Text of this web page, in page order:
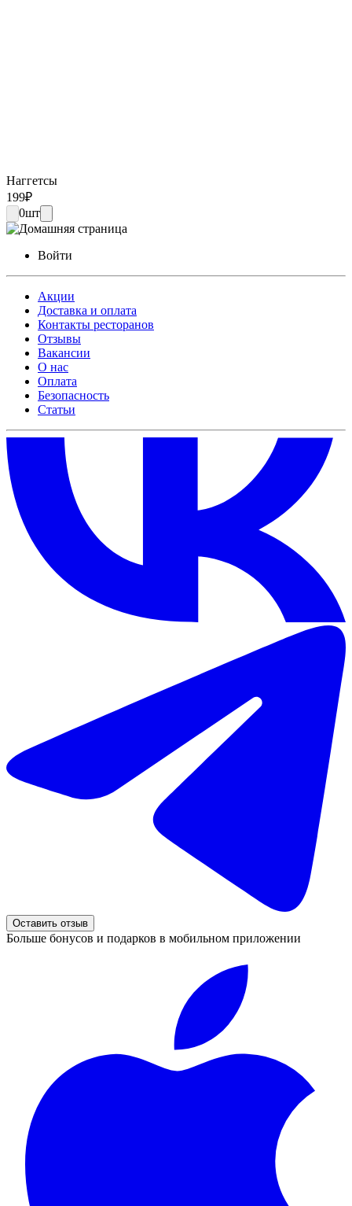
Наггетсы
199₽
0шт
Войти
Акции
Доставка и оплата
Контакты ресторанов
Отзывы
Вакансии
О нас
Оплата
Безопасность
Статьи
Оставить отзыв
Больше бонусов и подарков в мобильном приложении